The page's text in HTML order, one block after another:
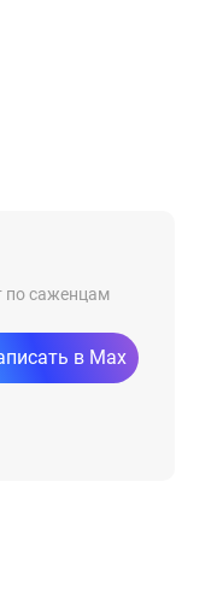
по саженцам
в Max